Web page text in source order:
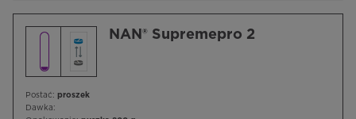
NAN® Supremepro 2
Postać: proszek
Dawka: